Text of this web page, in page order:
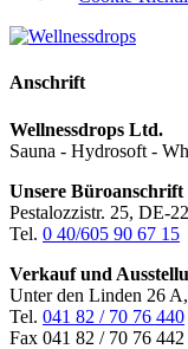
Back
Top
Anschrift
Wellnessdrops Ltd.
Sauna - Hydrosoft -
Unsere Büroanschrift
Pestalozzistr. 25, DE-
Tel. 0 40/605 90 67 15
Verkauf und
Unter den Linden 26
Tel. 041 82 / 70 76 440
Fax 041 82 / 70 76 442